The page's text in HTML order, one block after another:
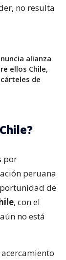
no resulta
alianza
ellos Chile,
de
por
peruana
de
, con el
no está